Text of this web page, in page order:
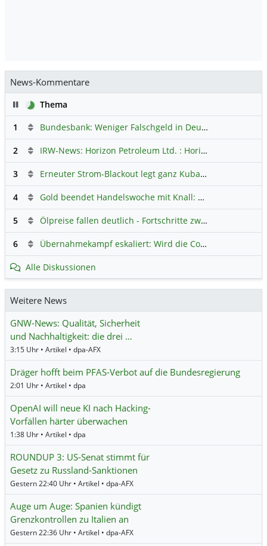
News-Kommentare
PauseThema
1
Bundesbank: Weniger Falschgeld in Deutschland
2 IRW-News: Horizon Petroleum Ltd. : Horizon Petroleum beginnt mit der Testförderung im Projekt Lachowice in Polen und schließt die Platzierung einer überzeichneten Wandelanleihe ab
3 Erneuter Strom-Blackout legt ganz Kuba lahm
4 Gold beendet Handelswoche mit Knall: Barrick Mining – Ist diese Aktie wieder ein Kauf?
5 Ölpreise fallen deutlich - Fortschritte zwischen USA und Iran belasten
6 Übernahmekampf eskaliert: Wird die Commerzbank italienisch?
Alle Diskussionen
Weitere News
GNW-News: Qualität, Sicherheit
und Nachhaltigkeit: die drei …
3:15 Uhr • Artikel • dpa-AFX
Dräger hofft beim PFAS-Verbot auf die Bundesregierung
2:01 Uhr • Artikel • dpa
OpenAI will neue KI nach Hacking-
Vorfällen härter überwachen
1:38 Uhr • Artikel • dpa
ROUNDUP 3: US-Senat stimmt für
Gesetz zu Russland-Sanktionen
Gestern 22:40 Uhr • Artikel • dpa-AFX
Auge um Auge: Spanien kündigt
Grenzkontrollen zu Italien an
Gestern 22:36 Uhr • Artikel • dpa-AFX